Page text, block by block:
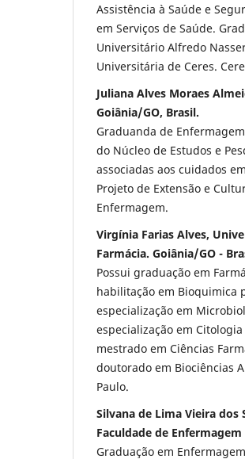
Assistência à Saúde e
em Serviços de Saúde.
Universitário Alfredo
Universitária de Ceres.
Juliana Alves Moraes
Goiânia/GO, Brasil.
Graduanda de
do Núcleo de Estudos e
associadas aos cuidados
Projeto de Extensão e
Enfermagem.
Virgínia Farias Alves,
Farmácia. Goiânia/GO -
Possui graduação em
habilitação em Bioquimica
especialização em
especialização em
mestrado em Ciências
doutorado em Biociências
Paulo.
Silvana de Lima Vieira dos
Faculdade de
Graduação em